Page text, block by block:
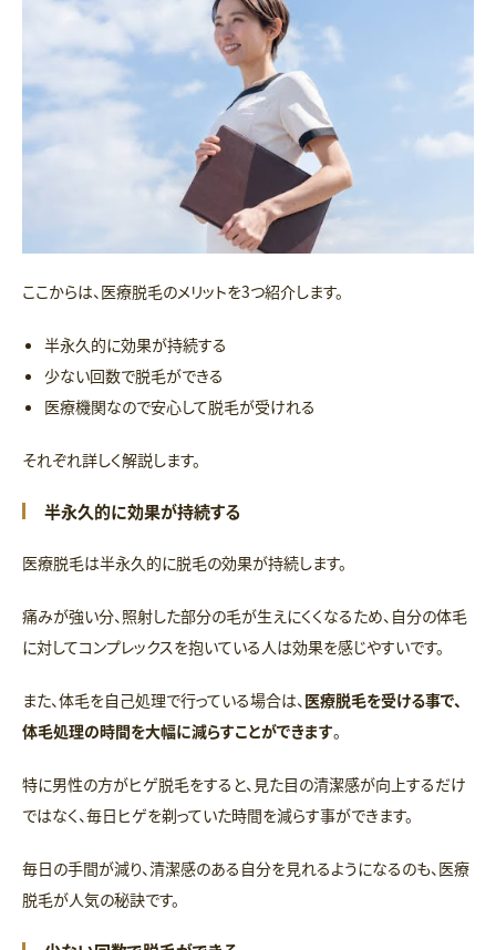
ここからは、医療脱毛のメリットを3つ紹介します。
半永久的に効果が持続する
少ない回数で脱毛ができる
医療機関なので安心して脱毛が受けれる
それぞれ詳しく解説します。
半永久的に効果が持続する
医療脱毛は半永久的に脱毛の効果が持続します。
痛みが強い分、照射した部分の毛が生えにくくなるため、自分の体毛
に対してコンプレックスを抱いている人は効果を感じやすいです。
また、体毛を自己処理で行っている場合は、 医療脱毛を受ける事で、
体毛処理の時間を大幅に減らすことができます。
特に男性の方がヒゲ脱毛をすると、見た目の清潔感が向上するだけ
ではなく、毎日ヒゲを剃っていた時間を減らす事ができます。
毎日の手間が減り、清潔感のある自分を見れるようになるのも、医療
脱毛が人気の秘訣です。